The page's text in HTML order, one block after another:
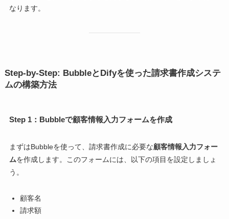
なります。
Step-by-Step: BubbleとDifyを使った請求書作成システ
ムの構築方法
Step 1：Bubbleで顧客情報入力フォームを作成
まずはBubbleを使って、請求書作成に必要な顧客情報入力フォー
ムを作成します。このフォームには、以下の項目を設定しましょ
う。
顧客名
請求額